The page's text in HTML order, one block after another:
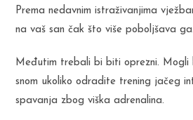
Prema nedavnim istraživanjima
na vaš san čak što više poboljšava ga.
Međutim trebali bi biti oprezni. Mogli
snom ukoliko odradite trening jačeg
spavanja zbog viška adrenalina.